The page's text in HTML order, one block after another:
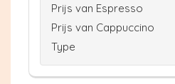
Prijs van Espresso
Prijs van Cappuccino
Type